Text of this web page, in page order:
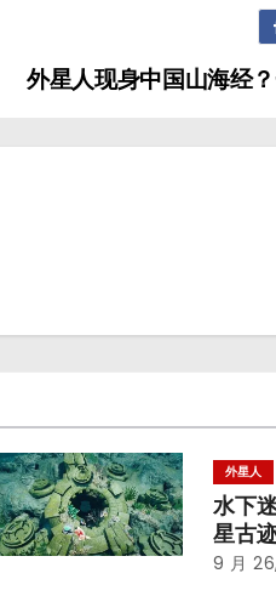
外星人现身中国山海经
外星人
水下
星古
9 月